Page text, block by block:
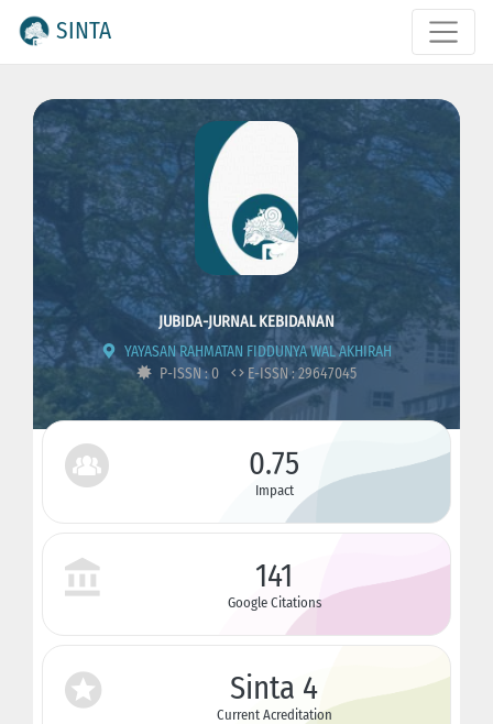
SINTA
JUBIDA-JURNAL KEBIDANAN
YAYASAN RAHMATAN FIDDUNYA WAL AKHIRAH
P-ISSN : 0
E-ISSN : 29647045
0.75
Impact
141
Google Citations
Sinta 4
Current Acreditation